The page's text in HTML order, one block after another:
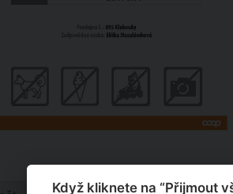
Když kliknete na “Přijmout